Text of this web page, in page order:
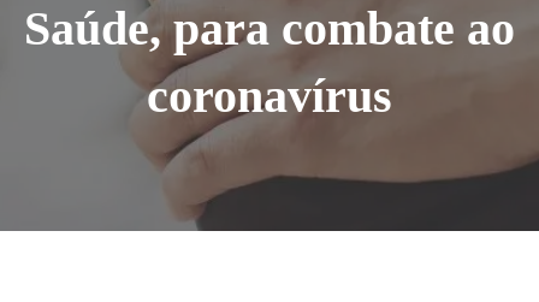
Saúde, para combate ao
coronavírus